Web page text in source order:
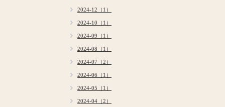
2024-12（1）
2024-10（1）
2024-09（1）
2024-08（1）
2024-07（2）
2024-06（1）
2024-05（1）
2024-04（2）